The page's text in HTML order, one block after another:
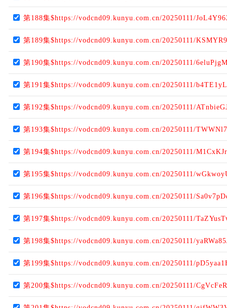
第188集$https://vodcnd09.kunyu.com.cn/20250111/
第189集$https://vodcnd09.kunyu.com.cn/20250111/
第190集$https://vodcnd09.kunyu.com.cn/20250111/
第191集$https://vodcnd09.kunyu.com.cn/20250111/
第192集$https://vodcnd09.kunyu.com.cn/20250111/
第193集$https://vodcnd09.kunyu.com.cn/20250111/
第194集$https://vodcnd09.kunyu.com.cn/20250111/
第195集$https://vodcnd09.kunyu.com.cn/20250111/
第196集$https://vodcnd09.kunyu.com.cn/20250111/
第197集$https://vodcnd09.kunyu.com.cn/20250111/
第198集$https://vodcnd09.kunyu.com.cn/20250111/
第199集$https://vodcnd09.kunyu.com.cn/20250111/
第200集$https://vodcnd09.kunyu.com.cn/20250111/